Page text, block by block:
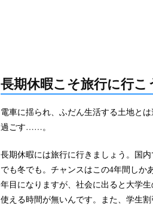
長期休暇こそ旅行に行こ
電車に揺られ、ふだん生活する土地と
過ごす……。
長期休暇には旅行に行きましょう。国
でも冬でも。チャンスはこの4年間しか
年目になりますが、社会に出ると大学
使える時間が無いんです。また、学生